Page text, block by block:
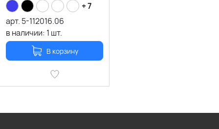
+ 7
арт. 5-112016.06
в наличии: 1 шт.
В корзину